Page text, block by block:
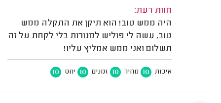
חוות דעת:
היה ממש טוב! הוא תיקן את התקלה ממש
טוב, עשה לי פוליש למנורות בלי לקחת על זה
תשלום ואני ממש אמליץ עליו!
איכות 10 מחיר 10 זמנים 10 יחס 10